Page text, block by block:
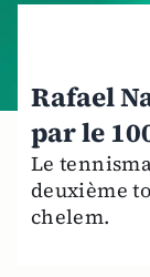
Rafael
par le
Le
deuxième
chelem.